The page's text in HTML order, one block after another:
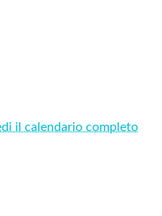
il calendario completo